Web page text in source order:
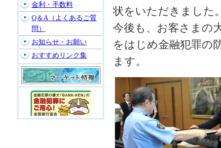
状をいただきました
今後も、お客さまの
をはじめ金融犯罪の
ます。
金利・手数料
Q＆A（よくあるご質
問）
お知らせ・お願い
おすすめリンク集